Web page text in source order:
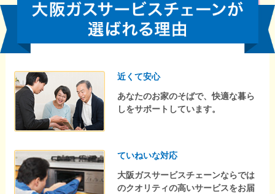
近くて安心
あなたのお家のそばで、快適な暮ら
しをサポートしています。
ていねいな対応
大阪ガスサービスチェーンならでは
のクオリティの高いサービスをお届